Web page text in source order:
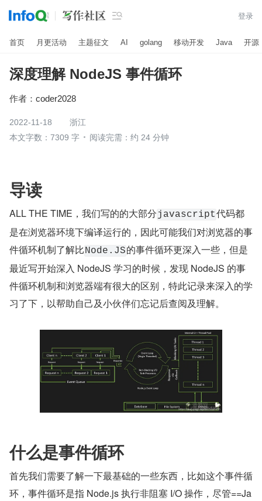
 登录
首页 月更活动 主题征文 AI golang 移动开发 Java 开源
深度理解 NodeJS 事件循环
作者： coder2028
2022-11-18
浙江
本文字数：7309 字
阅读完需：约 24 分钟
导读
ALL THE TIME，我们写的的大部分 javascript代码都
是在浏览器环境下编译运行的，因此可能我们对浏览器的事
件循环机制了解比Node.JS的事件循环更深入一些，但是
最近写开始深入 NodeJS 学习的时候，发现 NodeJS 的事
件循环机制和浏览器端有很大的区别，特此记录来深入的学
习了下，以帮助自己及小伙伴们忘记后查阅及理解。
什么是事件循环
首先我们需要了解一下最基础的一些东西，比如这个事件循
环，事件循环是指 Node.js 执行非阻塞 I/O 操作，尽管==Ja